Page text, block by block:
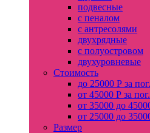
подвесные
с пеналом
с антресолями
двухрядные
с полуостровом
двухуровневые
Стоимость
до 25000 Р за
от 45000 Р за
от 35000 до
от 25000 до
Размер